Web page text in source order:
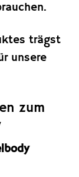
trägst
unsere
zum